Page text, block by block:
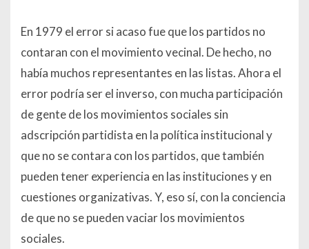
En 1979 el error si acaso fue que los partidos no
contaran con el movimiento vecinal. De hecho, no
había muchos representantes en las listas. Ahora el
error podría ser el inverso, con mucha participación
de gente de los movimientos sociales sin
adscripción partidista en la política institucional y
que no se contara con los partidos, que también
pueden tener experiencia en las instituciones y en
cuestiones organizativas. Y, eso sí, con la conciencia
de que no se pueden vaciar los movimientos
sociales.